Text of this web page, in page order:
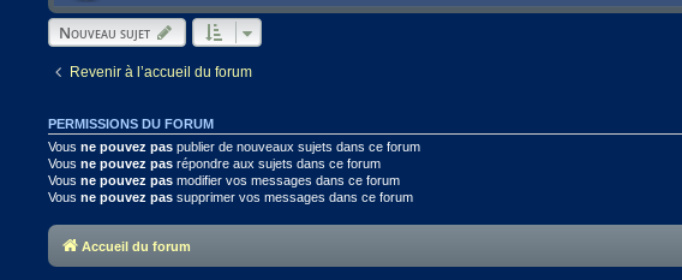
Nouveau sujet
Revenir à l’accueil du forum
PERMISSIONS DU FORUM
Vousne pouvez pas publier de nouveaux sujets dans ce forum
Vousne pouvez pas répondre aux sujets dans ce forum
Vousne pouvez pas modifier vos messages dans ce forum
Vousne pouvez pas supprimer vos messages dans ce forum
Accueil du forum